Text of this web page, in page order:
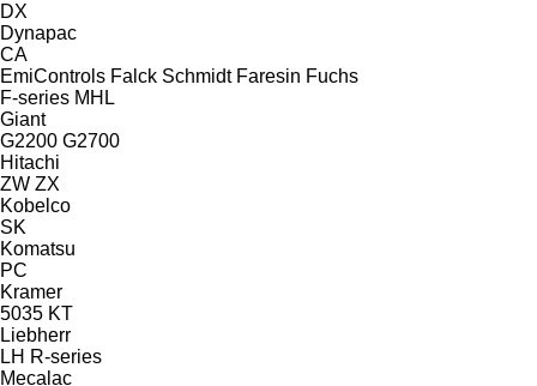
DX
Dynapac
CA
EmiControls Falck Schmidt Faresin Fuchs
F-series MHL
Giant
G2200 G2700
Hitachi
ZW ZX
Kobelco
SK
Komatsu
PC
Kramer
5035 KT
Liebherr
LH R-series
Mecalac